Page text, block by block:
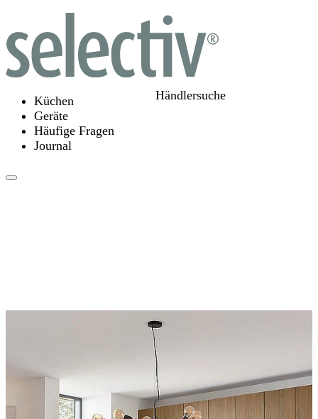
Küchen
Geräte
Häufige Fragen
Journal
Händlersuche